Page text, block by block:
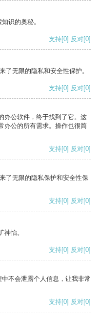
识的奥秘。
支持[0] 反对[0]
了无限的隐私和安全性保护。
支持[0] 反对[0]
办公软件，终于找到了它。这
办公的所有需求。操作也很简
支持[0] 反对[0]
了无限的隐私保护和安全性保
支持[0] 反对[0]
怡。
支持[0] 反对[0]
不会泄露个人信息，让我非常
支持[0] 反对[0]